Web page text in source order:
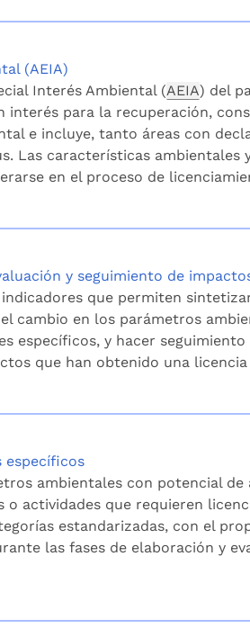
(AEIA)
Interés Ambiental (AEIA) del
interés para la recuperación,
e incluye, tanto áreas con
Las características ambientales
en el proceso de
y seguimiento de
que permiten
cambio en los parámetros
específicos, y hacer
que han obtenido una
específicos
ambientales con potencial
o actividades que requieren
estandarizadas, con el
las fases de elaboración y